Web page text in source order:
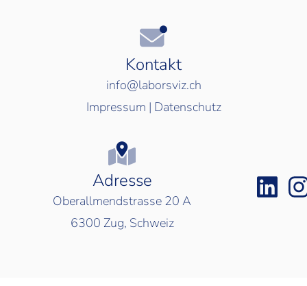
Kontakt
info@laborsviz.ch
Impressum | Datenschutz
Adresse
Oberallmendstrasse 20 A
6300 Zug, Schweiz